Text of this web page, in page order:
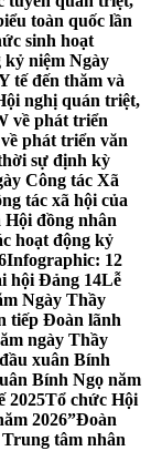
toàn quốc lần
sinh hoạt
kỷ niệm Ngày
tế đến thăm và
nghị quán triệt,
về phát triển
phát triển văn
sự định kỳ
Công tác Xã
tác xã hội của
Hội đồng nhân
hoạt động kỷ
Infographic: 12
hội Đảng 14Lễ
Ngày Thầy
tiếp Đoàn lãnh
ngày Thầy
xuân Bính
Bính Ngọ năm
2025Tổ chức Hội
2026”Đoàn
tâm nhân